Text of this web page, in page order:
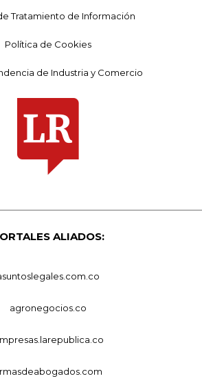
Tratamiento de Información
Política de Cookies
de Industria y Comercio
ALIADOS:
agronegocios.co